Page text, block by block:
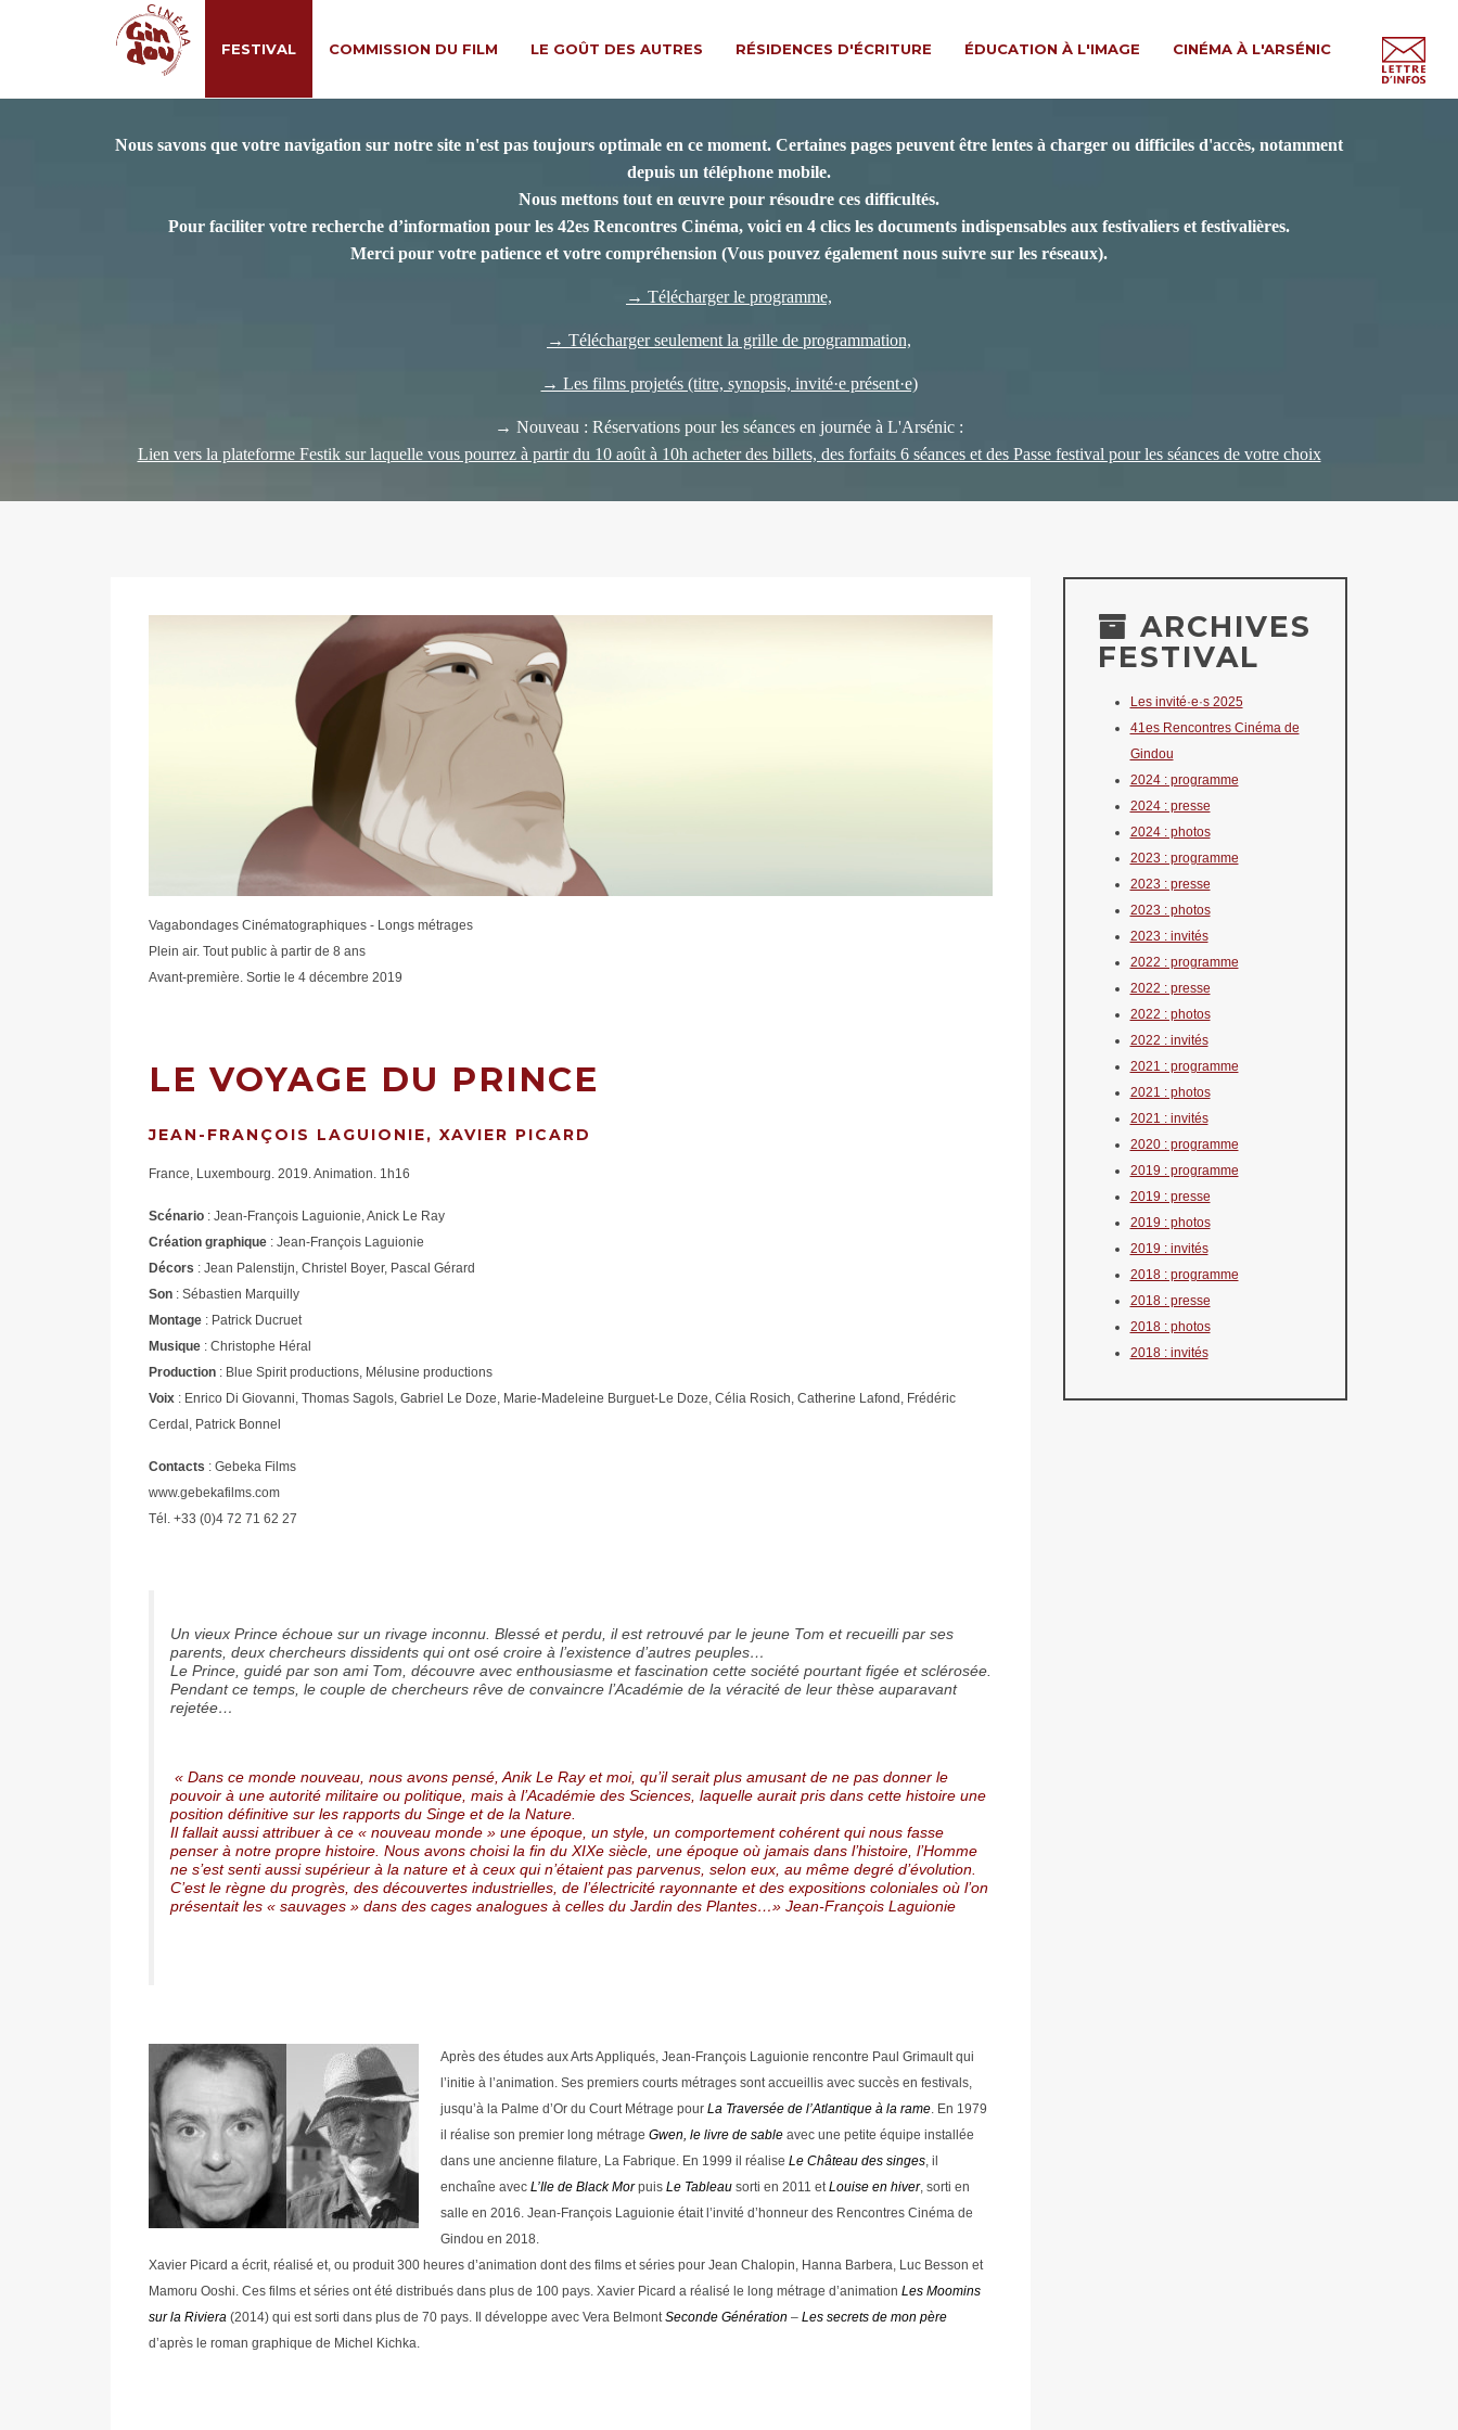
FESTIVAL COMMISSION DU FILM LE GOÛT DES AUTRES RÉSIDENCES D'ÉCRITURE ÉDUCATION À L'IMAGE CINÉMA À L'ARSÉNIC
Nous savons que votre navigation sur notre site n'est pas toujours optimale en ce moment. Certaines pages peuvent être lentes à charger ou difficiles d'accès, notamment
depuis un téléphone mobile.
Nous mettons tout en œuvre pour résoudre ces difficultés.
Pour faciliter votre recherche d’information pour les 42es Rencontres Cinéma, voici en 4 clics les documents indispensables aux festivaliers et festivalières.
Merci pour votre patience et votre compréhension (Vous pouvez également nous suivre sur les réseaux).
→ Télécharger le programme,
→ Télécharger seulement la grille de programmation,
→ Les films projetés (titre, synopsis, invité·e présent·e)
→ Nouveau : Réservations pour les séances en journée à L'Arsénic :
Lien vers la plateforme Festik sur laquelle vous pourrez à partir du 10 août à 10h acheter des billets, des forfaits 6 séances et des Passe festival pour les séances de votre choix
Vagabondages Cinématographiques - Longs métrages
Plein air. Tout public à partir de 8 ans
Avant-première. Sortie le 4 décembre 2019
LE VOYAGE DU PRINCE
JEAN-FRANÇOIS LAGUIONIE, XAVIER PICARD
France, Luxembourg. 2019. Animation. 1h16
Scénario : Jean-François Laguionie, Anick Le Ray
Création graphique : Jean-François Laguionie
Décors : Jean Palenstijn, Christel Boyer, Pascal Gérard
Son : Sébastien Marquilly
Montage : Patrick Ducruet
Musique : Christophe Héral
Production : Blue Spirit productions, Mélusine productions
Voix : Enrico Di Giovanni, Thomas Sagols, Gabriel Le Doze, Marie-Madeleine Burguet-Le Doze, Célia Rosich, Catherine Lafond, Frédéric
Cerdal, Patrick Bonnel
Contacts : Gebeka Films
www.gebekafilms.com
Tél. +33 (0)4 72 71 62 27
Un vieux Prince échoue sur un rivage inconnu. Blessé et perdu, il est retrouvé par le jeune Tom et recueilli par ses
parents, deux chercheurs dissidents qui ont osé croire à l’existence d’autres peuples…
Le Prince, guidé par son ami Tom, découvre avec enthousiasme et fascination cette société pourtant figée et sclérosée.
Pendant ce temps, le couple de chercheurs rêve de convaincre l’Académie de la véracité de leur thèse auparavant
rejetée…
« Dans ce monde nouveau, nous avons pensé, Anik Le Ray et moi, qu’il serait plus amusant de ne pas donner le
pouvoir à une autorité militaire ou politique, mais à l’Académie des Sciences, laquelle aurait pris dans cette histoire une
position définitive sur les rapports du Singe et de la Nature.
Il fallait aussi attribuer à ce « nouveau monde » une époque, un style, un comportement cohérent qui nous fasse
penser à notre propre histoire. Nous avons choisi la fin du XIXe siècle, une époque où jamais dans l’histoire, l’Homme
ne s’est senti aussi supérieur à la nature et à ceux qui n’étaient pas parvenus, selon eux, au même degré d’évolution.
C’est le règne du progrès, des découvertes industrielles, de l’électricité rayonnante et des expositions coloniales où l’on
présentait les « sauvages » dans des cages analogues à celles du Jardin des Plantes…» Jean-François Laguionie
Après des études aux Arts Appliqués, Jean-François Laguionie rencontre Paul Grimault qui
l’initie à l’animation. Ses premiers courts métrages sont accueillis avec succès en festivals,
jusqu’à la Palme d’Or du Court Métrage pour La Traversée de l’Atlantique à la rame. En 1979
il réalise son premier long métrage Gwen, le livre de sable avec une petite équipe installée
dans une ancienne filature, La Fabrique. En 1999 il réalise Le Château des singes, il
enchaîne avec L’Ile de Black Morpuis Le Tableau sorti en 2011 etLouise en hiver, sorti en
salle en 2016. Jean-François Laguionie était l’invité d’honneur des Rencontres Cinéma de
Gindou en 2018.
Xavier Picard a écrit, réalisé et, ou produit 300 heures d’animation dont des films et séries pour Jean Chalopin, Hanna Barbera, Luc Besson et
Mamoru Ooshi. Ces films et séries ont été distribués dans plus de 100 pays. Xavier Picard a réalisé le long métrage d’animation Les Moomins
sur la Riviera (2014) qui est sorti dans plus de 70 pays. Il développe avec Vera BelmontSeconde Génération – Les secrets de mon père
d’après le roman graphique de Michel Kichka.
ARCHIVES
FESTIVAL
Les invité·e·s 2025
41es Rencontres Cinéma de
Gindou
2024 : programme
2024 : presse
2024 : photos
2023 : programme
2023 : presse
2023 : photos
2023 : invités
2022 : programme
2022 : presse
2022 : photos
2022 : invités
2021 : programme
2021 : photos
2021 : invités
2020 : programme
2019 : programme
2019 : presse
2019 : photos
2019 : invités
2018 : programme
2018 : presse
2018 : photos
2018 : invités